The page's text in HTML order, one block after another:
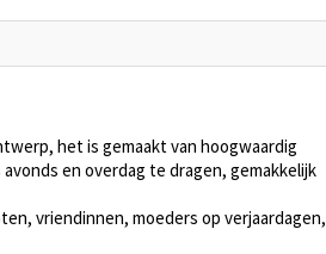
het is gemaakt van hoogwaardig
en overdag te dragen, gemakkelijk
vriendinnen, moeders op verjaardagen,